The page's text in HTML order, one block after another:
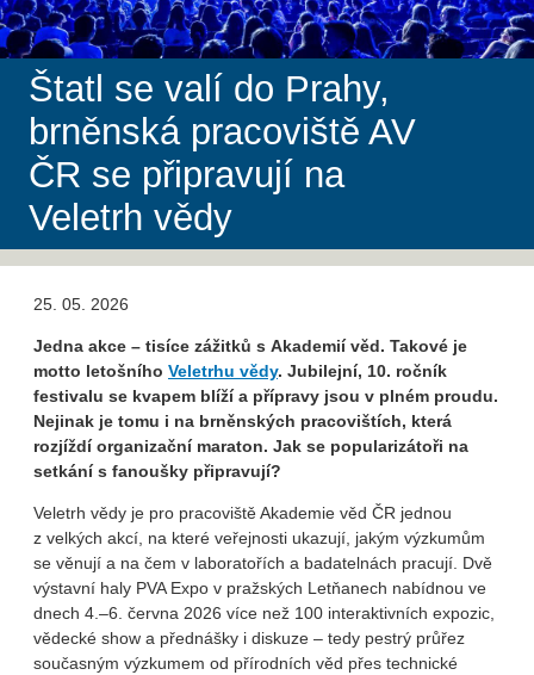
Štatl se valí do Prahy,
brněnská pracoviště AV
ČR se připravují na
Veletrh vědy
25. 05. 2026
Jedna akce – tisíce zážitků s Akademií věd. Takové je
motto letošního Veletrhu vědy. Jubilejní, 10. ročník
festivalu se kvapem blíží a přípravy jsou v plném proudu.
Nejinak je tomu i na brněnských pracovištích, která
rozjíždí organizační maraton. Jak se popularizátoři na
setkání s fanoušky připravují?
Veletrh vědy je pro pracoviště Akademie věd ČR jednou
z velkých akcí, na které veřejnosti ukazují, jakým výzkumům
se věnují a na čem v laboratořích a badatelnách pracují. Dvě
výstavní haly PVA Expo v pražských Letňanech nabídnou ve
dnech 4.–6. června 2026 více než 100 interaktivních expozic,
vědecké show a přednášky i diskuze – tedy pestrý průřez
současným výzkumem od přírodních věd přes technické